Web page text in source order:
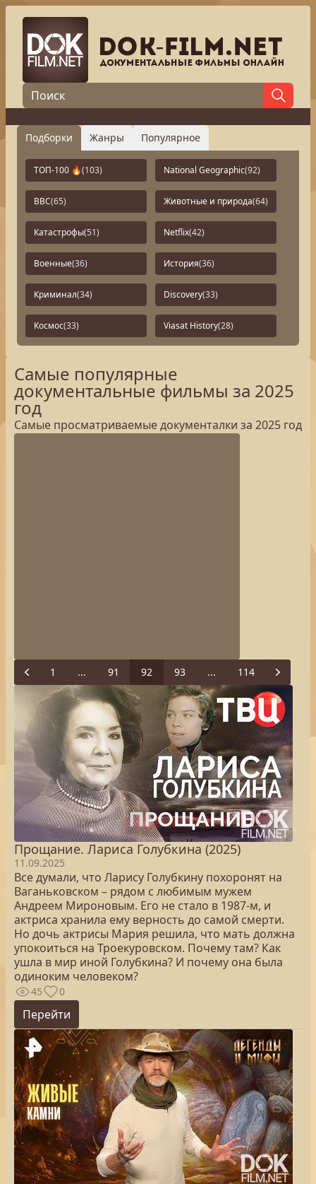
Подборки Жанры Популярное
ТОП-100 🔥(103) National Geographic(92)
BBC(65) Животные и природа(64)
Катастрофы(51) Netflix(42)
Военные(36) История(36)
Криминал(34) Discovery(33)
Космос(33) Viasat History(28)
Самые популярные
документальные фильмы за 2025
год
Самые просматриваемые документалки за 2025 год
Previous
1 ... 91 92 93 ... 114 Next
Прощание. Лариса Голубкина (2025)
11.09.2025
Все думали, что Ларису Голубкину похоронят на
Ваганьковском – рядом с любимым мужем
Андреем Мироновым. Его не стало в 1987-м, и
актриса хранила ему верность до самой смерти.
Но дочь актрисы Мария решила, что мать должна
упокоиться на Троекуровском. Почему там? Как
ушла в мир иной Голубкина? И почему она была
одиноким человеком?
45 0
Перейти